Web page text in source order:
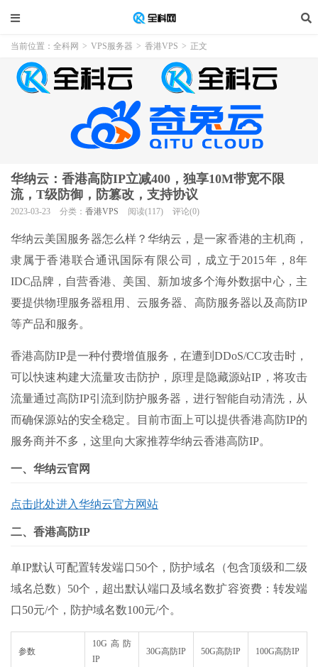
当前位置： 全科网 > VPS服务器 > 香港VPS > 正文
华纳云：香港高防IP立减400，独享10M带宽不限
流，T级防御，防篡改，支持协议
2023-03-23 分类： 香港VPS 阅读(117) 评论(0)
华纳云美国服务器怎么样？华纳云，是一家香港的主机商，
隶属于香港联合通讯国际有限公司，成立于2015年，8年
IDC品牌，自营香港、美国、新加坡多个海外数据中心，主
要提供物理服务器租用、云服务器、高防服务器以及高防IP
等产品和服务。
香港高防IP是一种付费增值服务，在遭到DDoS/CC攻击时，
可以快速构建大流量攻击防护，原理是隐藏源站IP，将攻击
流量通过高防IP引流到防护服务器，进行智能自动清洗，从
而确保源站的安全稳定。目前市面上可以提供香港高防IP的
服务商并不多，这里向大家推荐华纳云香港高防IP。
一、华纳云官网
点击此处进入华纳云官方网站
二、香港高防IP
单IP默认可配置转发端口50个，防护域名（包含顶级和二级
域名总数）50个，超出默认端口及域名数扩容资费：转发端
口50元/个，防护域名数100元/个。
参数
10G高防
IP
30G高防IP 50G高防IP 100G高防IP